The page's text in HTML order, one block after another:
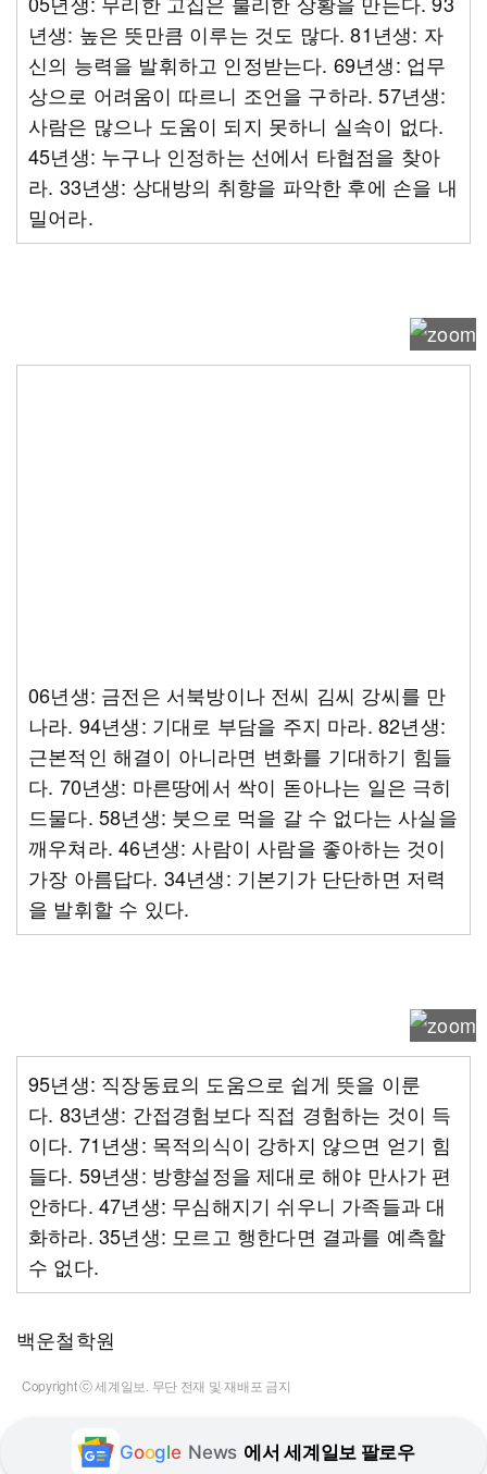
년생: 높은 뜻만큼 이루는 것도 많다. 81년생: 자
신의 능력을 발휘하고 인정받는다. 69년생: 업무
상으로 어려움이 따르니 조언을 구하라. 57년생:
사람은 많으나 도움이 되지 못하니 실속이 없다.
45년생: 누구나 인정하는 선에서 타협점을 찾아
라. 33년생: 상대방의 취향을 파악한 후에 손을 내
밀어라.
06년생: 금전은 서북방이나 전씨 김씨 강씨를 만
나라. 94년생: 기대로 부담을 주지 마라. 82년생:
근본적인 해결이 아니라면 변화를 기대하기 힘들
다. 70년생: 마른땅에서 싹이 돋아나는 일은 극히
드물다. 58년생: 붓으로 먹을 갈 수 없다는 사실을
깨우쳐라. 46년생: 사람이 사람을 좋아하는 것이
가장 아름답다. 34년생: 기본기가 단단하면 저력
을 발휘할 수 있다.
95년생: 직장동료의 도움으로 쉽게 뜻을 이룬
다. 83년생: 간접경험보다 직접 경험하는 것이 득
이다. 71년생: 목적의식이 강하지 않으면 얻기 힘
들다. 59년생: 방향설정을 제대로 해야 만사가 편
안하다. 47년생: 무심해지기 쉬우니 가족들과 대
화하라. 35년생: 모르고 행한다면 결과를 예측할
수 없다.
백운철학원
Copyright ⓒ 세계일보. 무단 전재 및 재배포 금지
Google News 에서 세계일보 팔로우